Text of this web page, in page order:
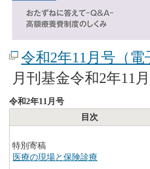
令和2年11月号（
月刊基金令和2年11
令和2年11月号
目次
特別寄稿
医療の現場と保険診療